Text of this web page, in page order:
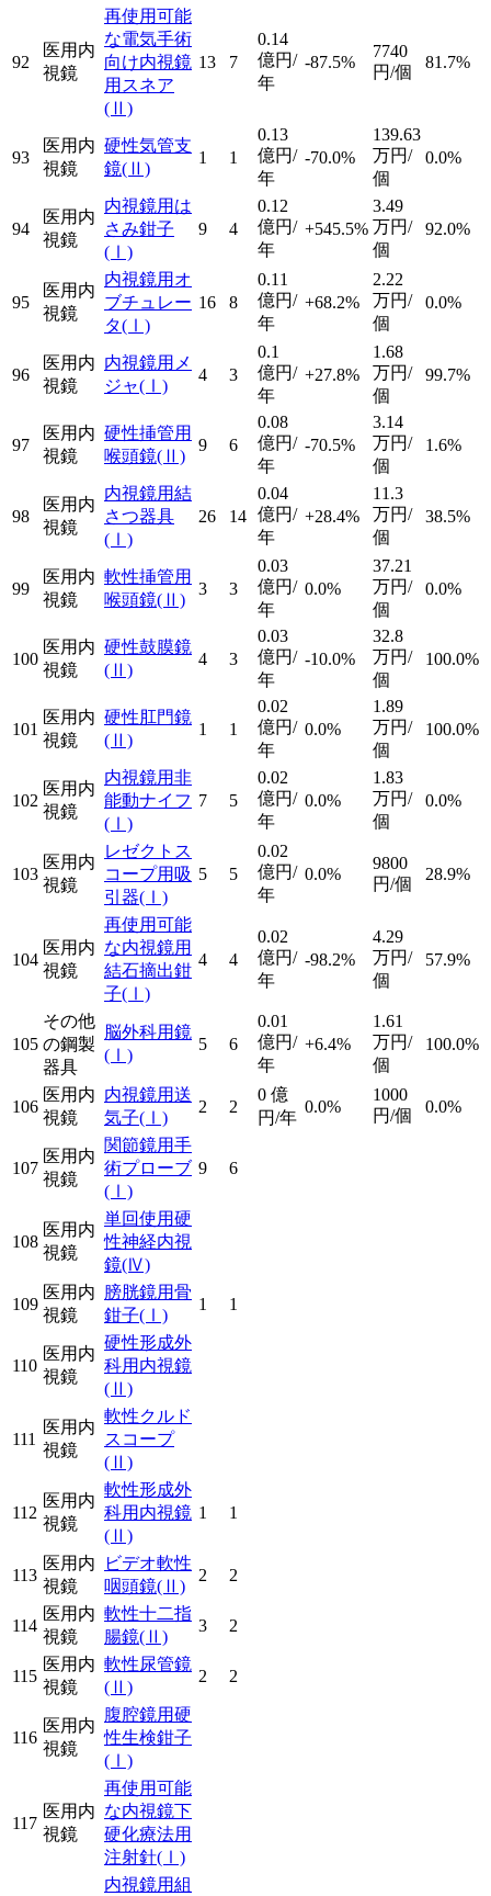
92
医用内
視鏡
再使用可能
な電気手術
向け内視鏡
用スネア
(Ⅱ)
13 7
0.14
億円/
年
-87.5%
7740
円/個
81.7%
93
医用内
視鏡
硬性気管支
鏡(Ⅱ)
1 1
0.13
億円/
年
-70.0%
139.63
万円/
個
0.0%
94
医用内
視鏡
内視鏡用は
さみ鉗子
(Ⅰ)
9 4
0.12
億円/
年
+545.5%
3.49
万円/
個
92.0%
95
医用内
視鏡
内視鏡用オ
ブチュレー
タ(Ⅰ)
16 8
0.11
億円/
年
+68.2%
2.22
万円/
個
0.0%
96
医用内
視鏡
内視鏡用メ
ジャ(Ⅰ)
4 3
0.1
億円/
年
+27.8%
1.68
万円/
個
99.7%
97
医用内
視鏡
硬性挿管用
喉頭鏡(Ⅱ)
9 6
0.08
億円/
年
-70.5%
3.14
万円/
個
1.6%
98
医用内
視鏡
内視鏡用結
さつ器具
(Ⅰ)
26 14
0.04
億円/
年
+28.4%
11.3
万円/
個
38.5%
99
医用内
視鏡
軟性挿管用
喉頭鏡(Ⅱ)
3 3
0.03
億円/
年
0.0%
37.21
万円/
個
0.0%
100
医用内
視鏡
硬性鼓膜鏡
(Ⅱ)
4 3
0.03
億円/
年
-10.0%
32.8
万円/
個
100.0%
101
医用内
視鏡
硬性肛門鏡
(Ⅱ)
1 1
0.02
億円/
年
0.0%
1.89
万円/
個
100.0%
102
医用内
視鏡
内視鏡用非
能動ナイフ
(Ⅰ)
7 5
0.02
億円/
年
0.0%
1.83
万円/
個
0.0%
103
医用内
視鏡
レゼクトス
コープ用吸
引器(Ⅰ)
5 5
0.02
億円/
年
0.0%
9800
円/個
28.9%
104
医用内
視鏡
再使用可能
な内視鏡用
結石摘出鉗
子(Ⅰ)
4 4
0.02
億円/
年
-98.2%
4.29
万円/
個
57.9%
105
その他
の鋼製
器具
脳外科用鏡
(Ⅰ)
5 6
0.01
億円/
年
+6.4%
1.61
万円/
個
100.0%
106
医用内
視鏡
内視鏡用送
気子(Ⅰ)
2 2
0 億
円/年
0.0%
1000
円/個
0.0%
107
医用内
視鏡
関節鏡用手
術プローブ
(Ⅰ)
9 6
108
医用内
視鏡
単回使用硬
性神経内視
鏡(Ⅳ)
109
医用内
視鏡
膀胱鏡用骨
鉗子(Ⅰ)
1 1
110
医用内
視鏡
硬性形成外
科用内視鏡
(Ⅱ)
111
医用内
視鏡
軟性クルド
スコープ
(Ⅱ)
112
医用内
視鏡
軟性形成外
科用内視鏡
(Ⅱ)
1 1
113
医用内
視鏡
ビデオ軟性
咽頭鏡(Ⅱ)
2 2
114
医用内
視鏡
軟性十二指
腸鏡(Ⅱ)
3 2
115
医用内
視鏡
軟性尿管鏡
(Ⅱ)
2 2
116
医用内
視鏡
腹腔鏡用硬
性生検鉗子
(Ⅰ)
117
医用内
視鏡
再使用可能
な内視鏡下
硬化療法用
注射針(Ⅰ)
内視鏡用組